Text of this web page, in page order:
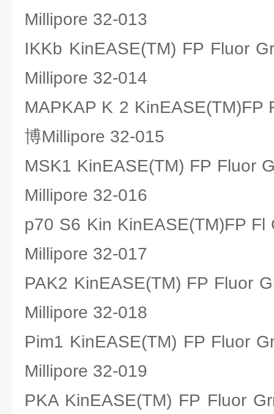
Millipore 32-013
IKKb KinEASE(TM) FP Fluor
Millipore 32-014
MAPKAP K 2 KinEASE(TM)FP
博Millipore 32-015
MSK1 KinEASE(TM) FP Fluor
Millipore 32-016
p70 S6 Kin KinEASE(TM)FP Fl
Millipore 32-017
PAK2 KinEASE(TM) FP Fluor
Millipore 32-018
Pim1 KinEASE(TM) FP Fluor
Millipore 32-019
PKA KinEASE(TM) FP Fluor